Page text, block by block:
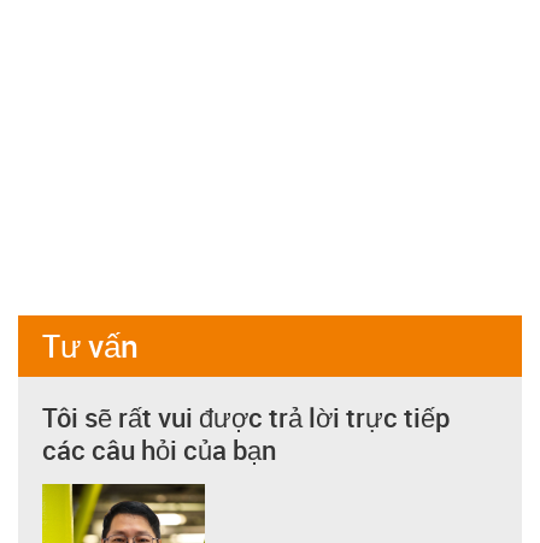
Tư vấn
Tôi sẽ rất vui được trả lời trực tiếp
các câu hỏi của bạn